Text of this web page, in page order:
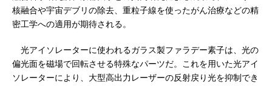
核融合や宇宙デブリの除去、重粒子線を使ったがん治療などの精
密工学への適用が期待される。
光アイソレーターに使われるガラス製ファラデー素子は、光の
偏光面を磁場で回転させる特殊なパーツだ。これを用いた光アイ
ソレーターにより、大型高出力レーザーの反射戻り光を抑制でき